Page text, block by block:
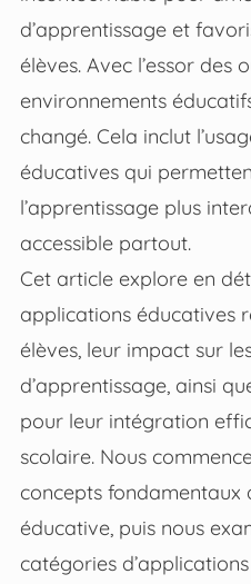
d’apprentissage et
élèves. Avec l’essor des
environnements
changé. Cela inclut
éducatives qui
l’apprentissage plus
accessible partout.
Cet article explore en
applications éducatives
élèves, leur impact sur
d’apprentissage, ainsi
pour leur intégration
scolaire. Nous
concepts fondamentaux
éducative, puis nous
catégories